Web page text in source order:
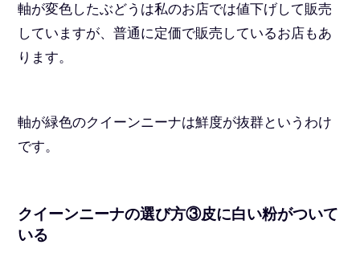
軸が変色したぶどうは私のお店では値下げして販売
していますが、普通に定価で販売しているお店もあ
ります。
軸が緑色のクイーンニーナは鮮度が抜群というわけ
です。
クイーンニーナの選び方③皮に白い粉がついて
いる